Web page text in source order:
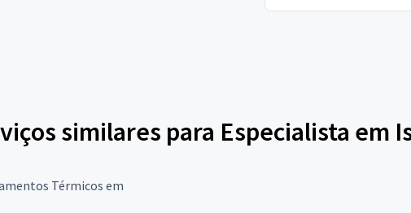
similares para Especialista em
Térmicos em